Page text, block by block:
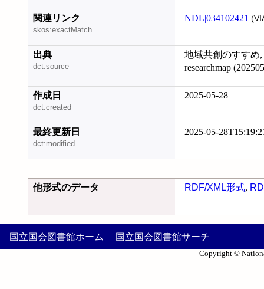
関連リンク
skos:exactMatch
NDL|034102421
出典
dct:source
地域共創のすすめ,
researchmap
作成日
dct:created
2025-05-28
最終更新日
dct:modified
2025-05-
他形式のデータ RDF/XML形式,
国立国会図書館ホーム 国立国会図書館サーチ
Copyright ©